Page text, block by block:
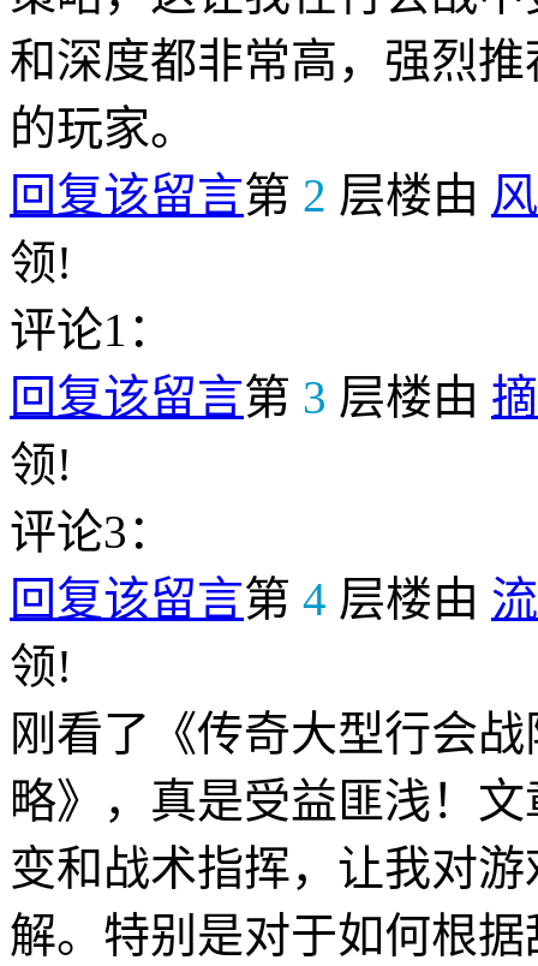
和深度都非常高，强烈
的玩家。
回复该留言第 2 层楼由
领!
评论1：
回复该留言第 3 层楼由
领!
评论3：
回复该留言第 4 层楼由
领!
刚看了《传奇大型行会
略》，真是受益匪浅！
变和战术指挥，让我对
解。特别是对于如何根